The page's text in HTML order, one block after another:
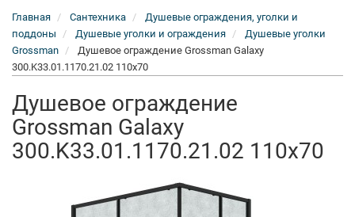
Главная Сантехника
Душевые ограждения, уголки и
поддоны
Душевые уголки и ограждения
Душевые уголки
Grossman
Душевое ограждение Grossman Galaxy
300.K33.01.1170.21.02 110x70
Душевое ограждение
Grossman Galaxy
300.K33.01.1170.21.02 110x70